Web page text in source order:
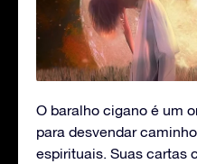
O baralho cigano é um
para desvendar
espirituais. Suas cartas